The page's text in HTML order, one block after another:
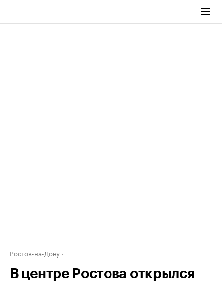
Ростов-на-Дону
В центре Ростова открылся